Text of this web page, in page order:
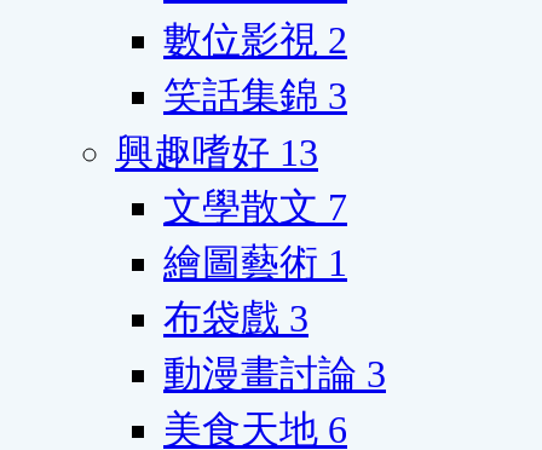
數位影視 2
笑話集錦 3
興趣嗜好 13
文學散文 7
繪圖藝術 1
布袋戲 3
動漫畫討論 3
美食天地 6